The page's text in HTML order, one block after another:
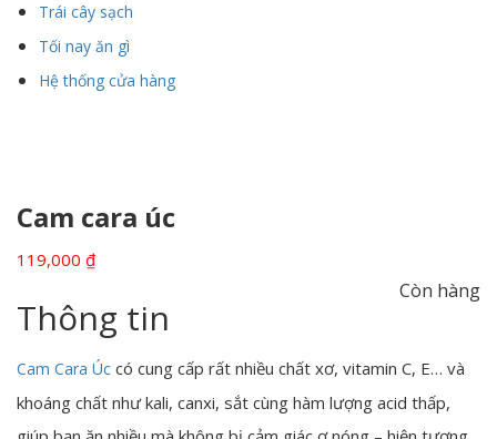
Trái cây sạch
Tối nay ăn gì
Hệ thống cửa hàng
Cam cara úc
119,000 ₫
Còn hàng
Thông tin
Cam Cara Úc có cung cấp rất nhiều chất xơ, vitamin C, E… và
khoáng chất như kali, canxi, sắt cùng hàm lượng acid thấp,